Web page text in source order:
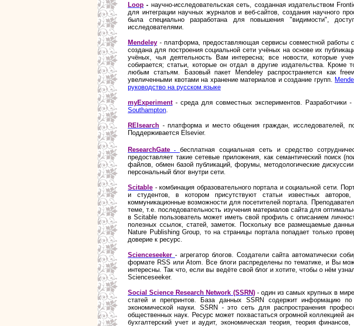
Loop - научно-исследовательская сеть, созданная издательством
для интеграции научных журналов и веб-сайтов, создания научного
была специально разработана для повышения "видимости",
исследователями.
Mendeley - платформа, предоставляющая сервисы совместной работы
создана для построения социальной сети учёных на основе их
учёных, чья деятельность Вам интересна; все новости, которые
собирается; статьи, которые он отдал в другие издательства. Кроме
любым статьям. Базовый пакет Mendeley распространяется как
увеличенными квотами на хранение материалов и создание групп.
руководство на русском языке
myExperiment- среда для совместных экспериментов. Разработчики -
Southampton
REIsearch - платформа и место общения граждан, исследователей,
Поддерживается Elsevier.
ResearchGate - бесплатная социальная сеть и средство
предоставляет такие сетевые приложения, как семантический поиск
файлов, обмен базой публикаций, форумы, методологические
персональный блог внутри сети.
Scitable - комбинация образовательного портала и социальной сети.
и студентов, в котором присутствуют статьи известных
коммуникационные возможности для посетителей портала.
теме, т.е. последовательность изучения материалов сайта для
в Scitable пользователь может иметь свой профиль с описанием
полезных ссылок, статей, заметок. Поскольку все размещаемые
Nature Publishing Group, то на страницы портала попадает только
доверие к ресурс.
Scienceseeker - агрегатор блогов. Создатели сайта автоматически
формате RSS или Atom. Все блоги распределены по тематике, и Вы
интересны. Так что, если вы ведёте свой блог и хотите, чтобы о нём
Scienceseeker.
Social Science Research Network (SSRN)- один из самых крупных в
статей и препринтов. База данных SSRN содержит информацию
экономической науки. SSRN - это сеть для распространения
общественных наук. Ресурс может похвастаться огромной коллекцией
бухгалтерский учет и аудит, экономическая теория, теория